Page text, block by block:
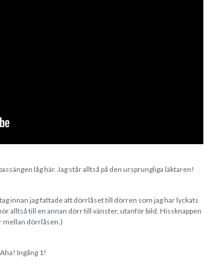
låg här. Jag står alltså på den ursprungliga läktaren!
innan jag fattade att dörrlåset till dörren som jag har lyckats
alltså till en annan dörr till vänster, utanför bild. Hissknappen
mellan dörrlåsen.)
Aha! Ingång 1!